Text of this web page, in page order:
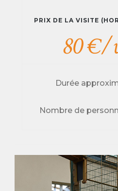
PRIX DE LA VISITE
80 €/
Durée
Nombre de